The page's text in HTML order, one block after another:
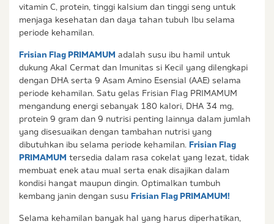
vitamin C, protein, tinggi kalsium dan tinggi seng untuk
menjaga kesehatan dan daya tahan tubuh Ibu selama
periode kehamilan.
Frisian Flag PRIMAMUM adalah susu ibu hamil untuk
dukung Akal Cermat dan Imunitas si Kecil yang dilengkapi
dengan DHA serta 9 Asam Amino Esensial (AAE) selama
periode kehamilan. Satu gelas Frisian Flag PRIMAMUM
mengandung energi sebanyak 180 kalori, DHA 34 mg,
protein 9 gram dan 9 nutrisi penting lainnya dalam jumlah
yang disesuaikan dengan tambahan nutrisi yang
dibutuhkan ibu selama periode kehamilan. Frisian Flag
PRIMAMUM tersedia dalam rasa cokelat yang lezat, tidak
membuat enek atau mual serta enak disajikan dalam
kondisi hangat maupun dingin. Optimalkan tumbuh
kembang janin dengan susu Frisian Flag PRIMAMUM!
Selama kehamilan banyak hal yang harus diperhatikan,